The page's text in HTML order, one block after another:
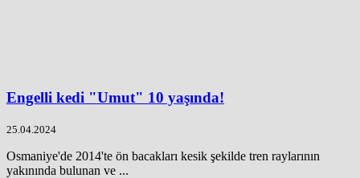
Engelli kedi "Umut" 10 yaşında!
25.04.2024
Osmaniye'de 2014'te ön bacakları kesik şekilde tren raylarının
yakınında bulunan ve ...